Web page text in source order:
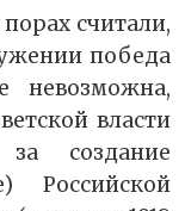
считали,
победа
невозможна,
власти
создание
Российской